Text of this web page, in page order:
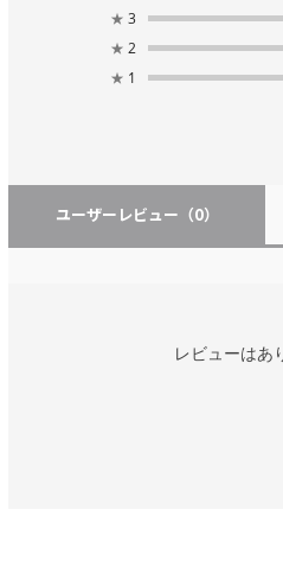
★ 3
★ 2
★ 1
ユーザーレビュー （0）
レビューはあ